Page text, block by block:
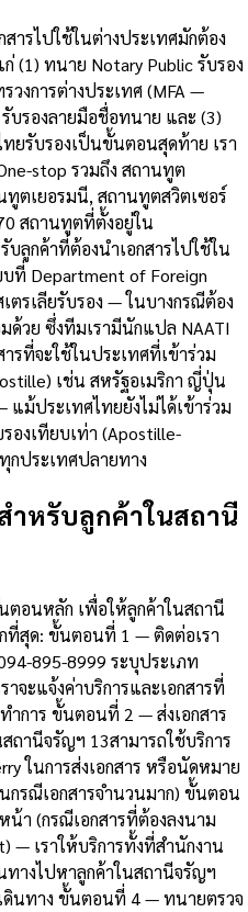
ารไปใช้ในต่างประเทศมักต้อง
(1) ทนาย Notary Public รับรอง
วงการต่างประเทศ (MFA —
บรองลายมือชื่อทนาย และ (3)
ยรับรองเป็นขั้นตอนสุดท้าย เรา
stop รวมถึง สถานทูต
ทูตเยอรมนี, สถานทูตสวิตเซอร์
สถานทูตที่ตั้งอยู่ใน
ลูกค้าที่ต้องนำเอกสารไปใช้ใน
บที่ Department of Foreign
ตรเลียรับรอง — ในบางกรณีต้อง
วย ซึ่งทีมเรามีนักแปล NAATI
รที่จะใช้ในประเทศที่เข้าร่วม
เช่น สหรัฐอเมริกา ญี่ปุ่น
ม้ประเทศไทยยังไม่ได้เข้าร่วม
องเทียบเท่า (Apostille-
กประเทศปลายทาง
ำหรับลูกค้าในสถานี
ตอนหลัก เพื่อให้ลูกค้าในสถานี
ที่สุด: ขั้นตอนที่ 1 — ติดต่อเรา
895-8999 ระบุประเภท
จะแจ้งค่าบริการและเอกสารที่
ำการ ขั้นตอนที่ 2 — ส่งเอกสาร
ถานีจรัญฯ 13สามารถใช้บริการ
ในการส่งเอกสาร หรือนัดหมาย
กรณีเอกสารจำนวนมาก) ขั้นตอน
า (กรณีเอกสารที่ต้องลงนาม
— เราให้บริการทั้งที่สำนักงาน
ทางไปหาลูกค้าในสถานีจรัญฯ
ดินทาง ขั้นตอนที่ 4 — ทนายตรวจ